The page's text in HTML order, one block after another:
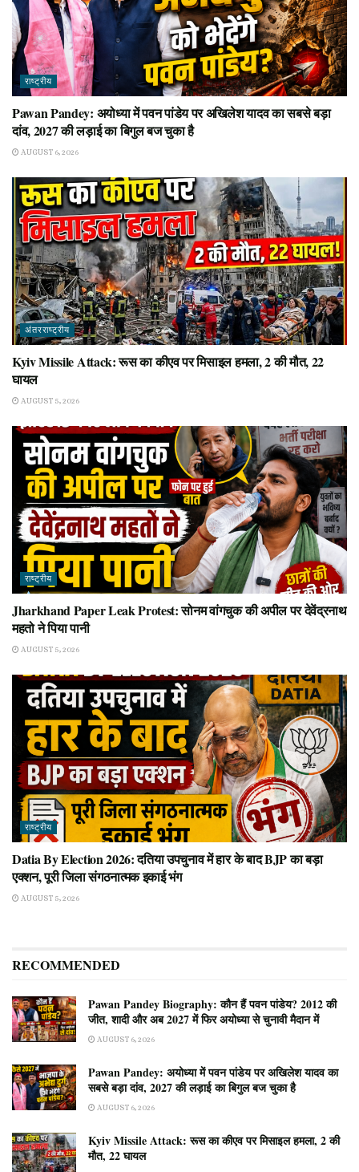
राष्ट्रीय
Pawan Pandey: अयोध्या में पवन पांडेय पर अखिलेश यादव का सबसे बड़ा
दांव, 2027 की लड़ाई का बिगुल बज चुका है
AUGUST 6, 2026
अंतरराष्ट्रीय
Kyiv Missile Attack: रूस का कीएव पर मिसाइल हमला, 2 की मौत, 22
घायल
AUGUST 5, 2026
राष्ट्रीय
Jharkhand Paper Leak Protest: सोनम वांगचुक की अपील पर देवेंद्रनाथ
महतो ने पिया पानी
AUGUST 5, 2026
राष्ट्रीय
Datia By Election 2026: दतिया उपचुनाव में हार के बाद BJP का बड़ा
एक्शन, पूरी जिला संगठनात्मक इकाई भंग
AUGUST 5, 2026
RECOMMENDED
Pawan Pandey Biography: कौन हैं पवन पांडेय? 2012 की
जीत, शादी और अब 2027 में फिर अयोध्या से चुनावी मैदान में
AUGUST 6, 2026
Pawan Pandey: अयोध्या में पवन पांडेय पर अखिलेश यादव का
सबसे बड़ा दांव, 2027 की लड़ाई का बिगुल बज चुका है
AUGUST 6, 2026
Kyiv Missile Attack: रूस का कीएव पर मिसाइल हमला, 2 की
मौत, 22 घायल